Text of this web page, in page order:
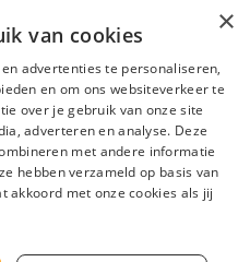
(2022)
PrivacyBeleidsverklaring
Disclaimer
×
van cookies
advertenties te personaliseren,
en om ons websiteverkeer te
over je gebruik van onze site
adverteren en analyse. Deze
met andere informatie
hebben verzameld op basis van
akkoord met onze cookies als jij